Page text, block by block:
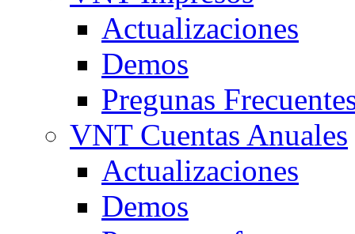
Actualizaciones
Demos
Pregunas
VNT Cuentas Anuales
Actualizaciones
Demos